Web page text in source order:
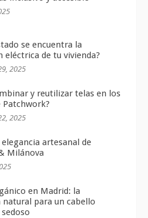
se encuentra la
eléctrica de tu vivienda?
2025
y reutilizar telas en los
Patchwork?
2025
elegancia artesanal de
Milánova
en Madrid: la
natural para un cabello